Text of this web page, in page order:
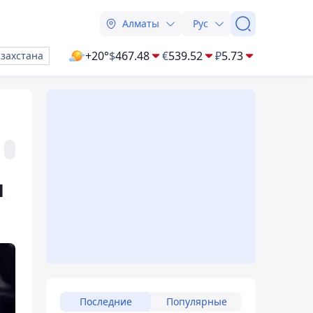
Алматы Рус
+20°$467.48 €539.52 ₽5.73
Последние Популярные